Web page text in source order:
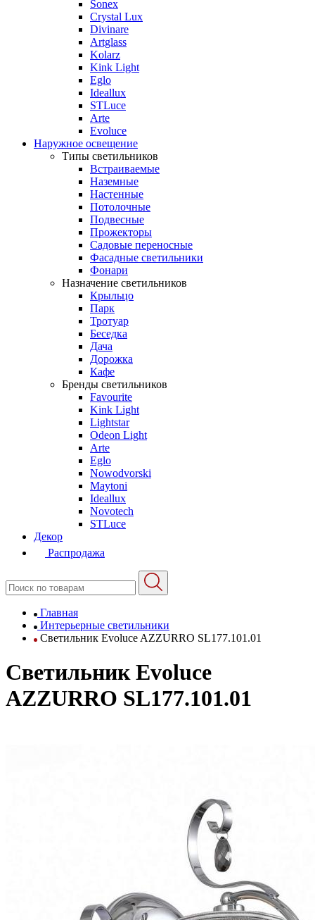
Sonex
Crystal Lux
Divinare
Artglass
Kolarz
Kink Light
Eglo
Ideallux
STLuce
Arte
Evoluce
Наружное освещение
Типы светильников
Встраиваемые
Наземные
Настенные
Потолочные
Подвесные
Прожекторы
Садовые переносные
Фасадные светильники
Фонари
Назначение светильников
Крыльцо
Парк
Тротуар
Беседка
Дача
Дорожка
Кафе
Бренды светильников
Favourite
Kink Light
Lightstar
Odeon Light
Arte
Eglo
Nowodvorski
Maytoni
Ideallux
Novotech
STLuce
Декор
Распродажа
Главная
Интерьерные светильники
Светильник Evoluce AZZURRO SL177.101.01
Светильник Evoluce
AZZURRO SL177.101.01